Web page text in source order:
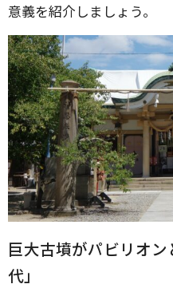
意義を紹介しましょう。
巨大古墳がパビリオ
代」